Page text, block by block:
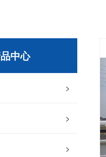
中心
>
>
>